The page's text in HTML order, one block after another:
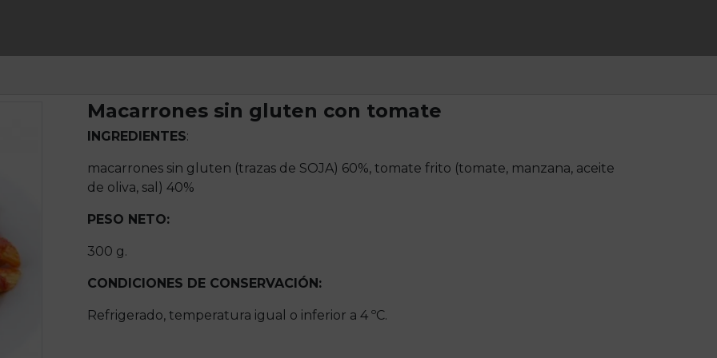
Macarrones sin gluten con tomate
INGREDIENTES:
macarrones sin gluten (trazas de SOJA) 60%, tomate frito (tomate, manzana, aceite
de oliva, sal) 40%
PESO NETO:
300 g.
CONDICIONES DE CONSERVACIÓN:
Refrigerado, temperatura igual o inferior a 4 ºC.